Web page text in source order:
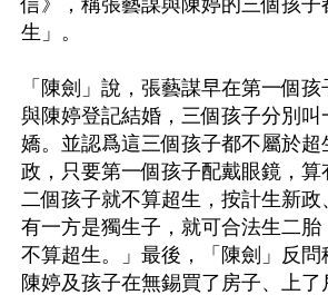
生」。
「陳劍」說，張藝謀早在第一個
與陳婷登記結婚，三個孩子分別叫
嬌。並認爲這三個孩子都不屬於
政，只要第一個孩子配戴眼鏡，
二個孩子就不算超生，按計生新
有一方是獨生子，就可合法生二
不算超生。」最後，「陳劍」反問
陳婷及孩子在無錫買了房子、上了